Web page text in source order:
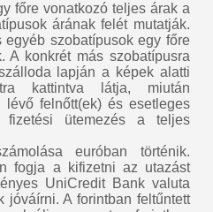
főre vonatkozó teljes árak a
árának felét mutatják.
szobatípusok egy főre
A konkrét más szobatípusra
lapján a képek alatti
kattintva látja, miután
lévő felnőtt(ek) és esetleges
fizetési ütemezés a teljes
euróban történik.
fogja a kifizetni az utazást
UniCredit Bank valuta
jóváírni. A forintban feltűntett